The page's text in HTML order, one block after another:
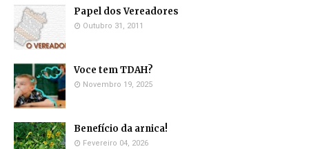
Papel dos Vereadores
Outubro 31, 2011
Voce tem TDAH?
Novembro 19, 2025
Benefício da arnica!
Fevereiro 04, 2026